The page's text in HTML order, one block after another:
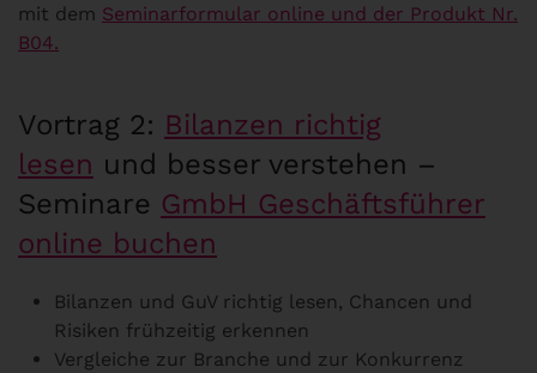
mit dem Seminarformular online und der Produkt Nr.
B04.
Vortrag 2: Bilanzen richtig
lesen und besser verstehen –
Seminare GmbH Geschäftsführer
online buchen
Bilanzen und GuV richtig lesen, Chancen und
Risiken frühzeitig erkennen
Vergleiche zur Branche und zur Konkurrenz